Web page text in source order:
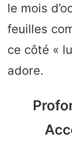
le mois
feuilles
ce côté «
adore.